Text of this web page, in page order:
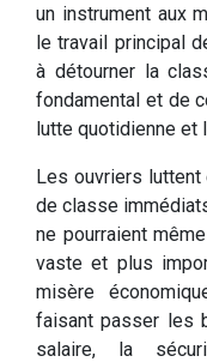
un instrument aux
le travail principal
à détourner la
fondamental et de
lutte quotidienne et
Les ouvriers
de classe
ne pourraient
vaste et plus
misère
faisant passer les
salaire, la